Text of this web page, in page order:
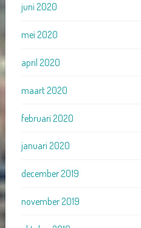
juni 2020
mei 2020
april 2020
maart 2020
februari 2020
januari 2020
december 2019
november 2019